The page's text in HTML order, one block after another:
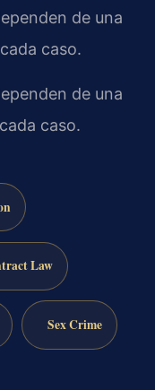
de una
caso.
de una
caso.
Law
Sex Crime